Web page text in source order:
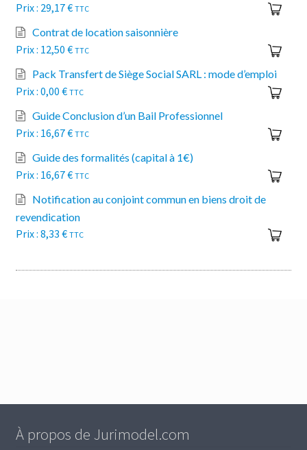
29,17€ TTC
Contrat de location saisonnière
12,50 € TTC
Pack Transfert de Siège Social SARL : mode d’emploi
0,00 € TTC
Guide Conclusion d’un Bail Professionnel
16,67€ TTC
Guide des formalités (capital à 1€)
16,67€ TTC
Notification au conjoint commun en biens droit de
revendication
8,33 € TTC
À propos de Jurimodel.com